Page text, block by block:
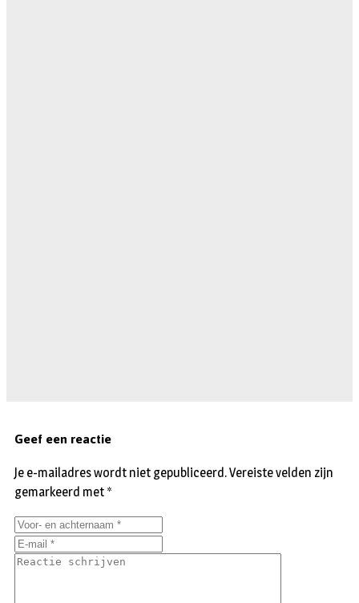
Geef een reactie
Je e-mailadres wordt niet gepubliceerd.Vereiste velden zijn
gemarkeerd met *